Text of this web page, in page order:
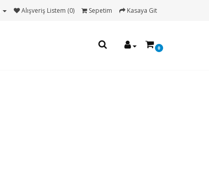
Alışveriş Listem (0) Sepetim Kasaya Git
0